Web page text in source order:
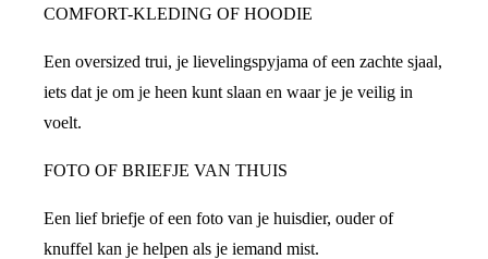
COMFORT-KLEDING OF HOODIE
Een oversized trui, je lievelingspyjama of een zachte sjaal,
iets dat je om je heen kunt slaan en waar je je veilig in
voelt.
FOTO OF BRIEFJE VAN THUIS
Een lief briefje of een foto van je huisdier, ouder of
knuffel kan je helpen als je iemand mist.